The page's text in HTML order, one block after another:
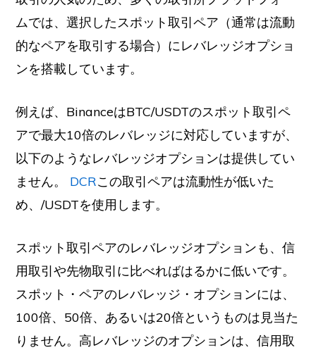
ムでは、選択したスポット取引ペア（通常は流動
的なペアを取引する場合）にレバレッジオプショ
ンを搭載しています。
例えば、BinanceはBTC/USDTのスポット取引ペ
アで最大10倍のレバレッジに対応していますが、
以下のようなレバレッジオプションは提供してい
ません。 DCRこの取引ペアは流動性が低いた
め、/USDTを使用します。
スポット取引ペアのレバレッジオプションも、信
用取引や先物取引に比べればはるかに低いです。
スポット・ペアのレバレッジ・オプションには、
100倍、50倍、あるいは20倍というものは見当た
りません。高レバレッジのオプションは、信用取